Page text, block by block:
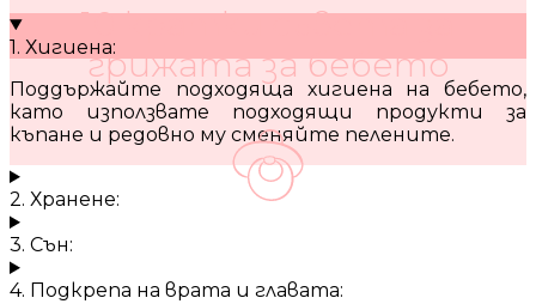
10 кратки съвета за
грижата за бебето
1. Хигиена:
Поддържайте подходяща хигиена на бебето,
като използвате подходящи продукти за
къпане и редовно му сменяйте пелените.
2. Хранене:
3. Сън:
4. Подкрепа на врата и главата: